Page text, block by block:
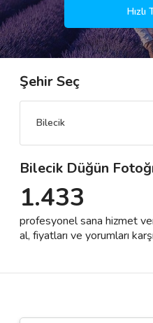
Kategoriler
🎈 Biz Kimiz?
🌟 Müşteri
Destek
İletişim
Şehir Seç
Bilecik
Bilecik Düğün
1.433
profesyonel sana hizmet
al, fiyatları ve yorumları